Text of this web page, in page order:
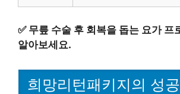
✅ 무릎 수술 후 회복을 돕는 요가 프
알아보세요.
희망리턴패키지의 성